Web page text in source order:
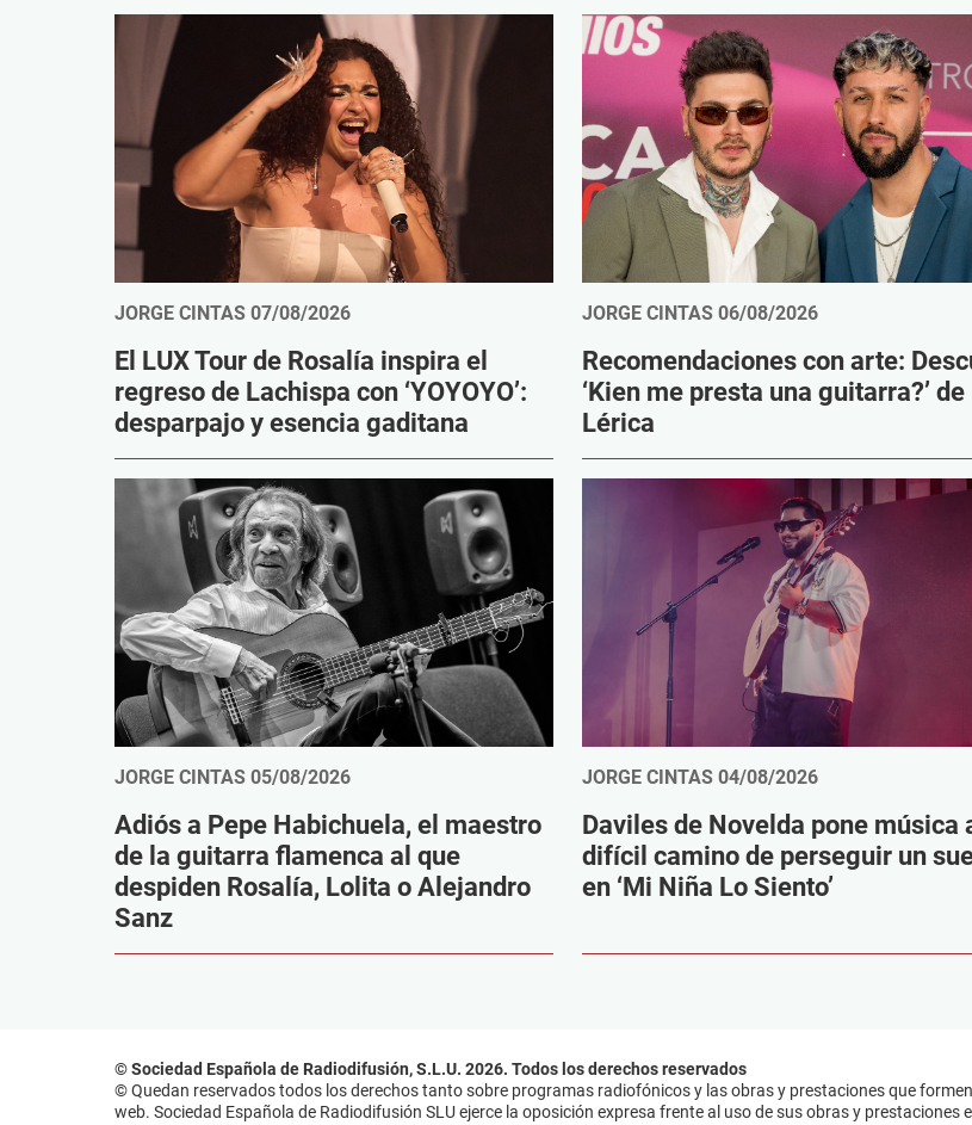
JORGE CINTAS 07/08/2026
El LUX Tour de Rosalía inspira el
regreso de Lachispa con ‘YOYOYO’:
desparpajo y esencia gaditana
JORGE CINTAS 06/08/2026
Recomendaciones con arte:
‘Kien me presta una guitarra?’ de
Lérica
JORGE CINTAS 05/08/2026
Adiós a Pepe Habichuela, el maestro
de la guitarra flamenca al que
despiden Rosalía, Lolita o Alejandro
Sanz
JORGE CINTAS 04/08/2026
Daviles de Novelda pone música
difícil camino de perseguir un
en ‘Mi Niña Lo Siento’
© Sociedad Española de Radiodifusión, S.L.U. 2026. Todos los derechos reservados
© Quedan reservados todos los derechos tanto sobre programas radiofónicos y las obras y prestaciones que
web. Sociedad Española de Radiodifusión SLU ejerce la oposición expresa frente al uso de sus obras y